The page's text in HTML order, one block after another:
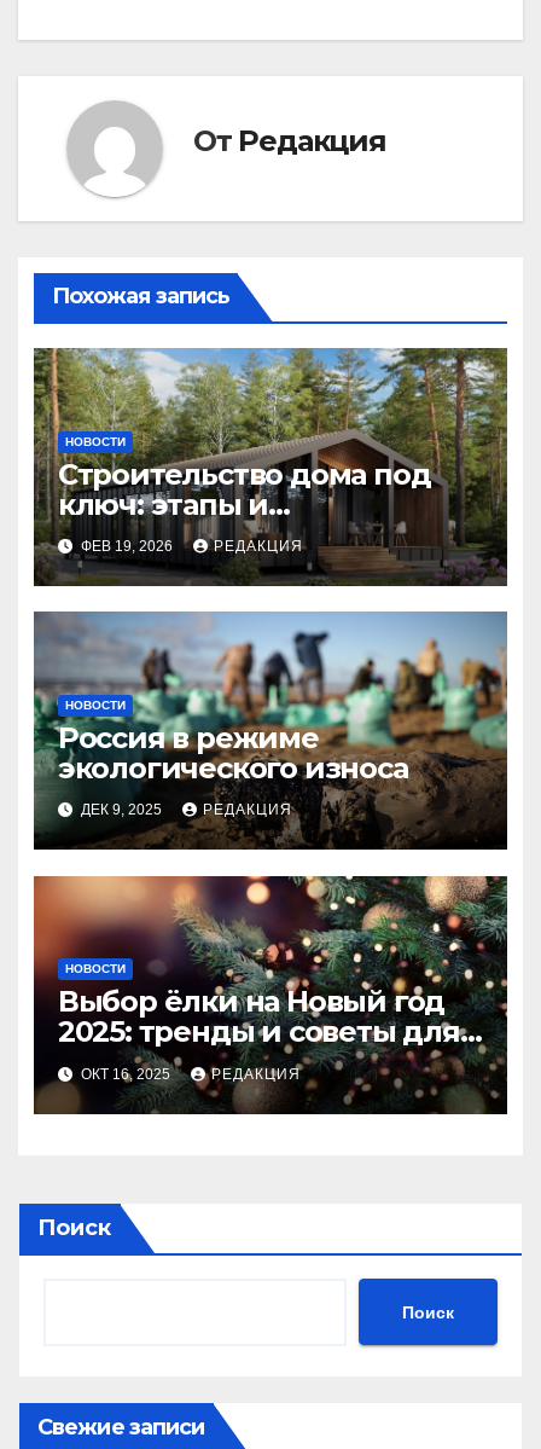
От Редакция
Похожая запись
НОВОСТИ
Строительство дома под
ключ: этапы и
планирование бюджета
ФЕВ 19, 2026 РЕДАКЦИЯ
НОВОСТИ
Россия в режиме
экологического износа
ДЕК 9, 2025 РЕДАКЦИЯ
НОВОСТИ
Выбор ёлки на Новый год
2025: тренды и советы для
идеального праздника
ОКТ 16, 2025 РЕДАКЦИЯ
Поиск
Поиск
Свежие записи